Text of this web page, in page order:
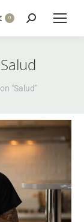
0 Buscar:
Salud
"Salud"